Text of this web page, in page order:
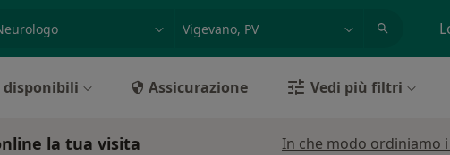
disponibili Assicurazione Vedi più filtri
la tua visita In che modo ordiniamo